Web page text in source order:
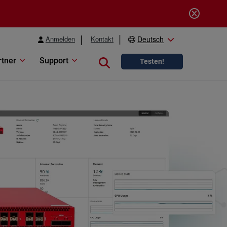
Anmelden Kontakt Deutsch
Support Close search
Testen!